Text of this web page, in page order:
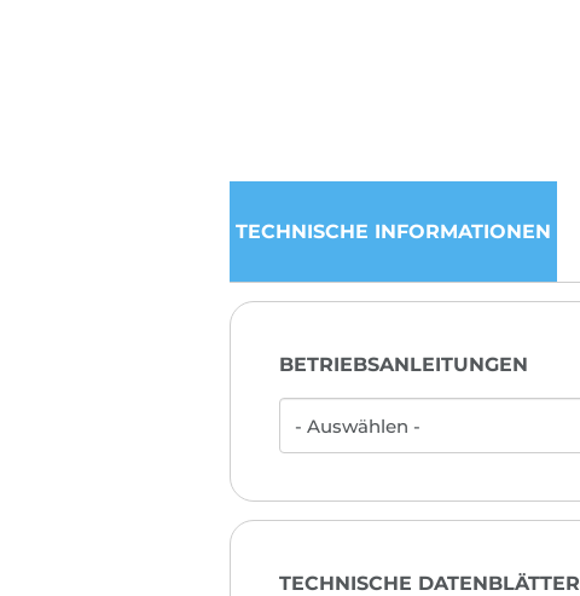
TECHNISCHE INFORMATIONEN
BETRIEBSANLEITUNGEN
TECHNISCHE DATENBLÄTTER